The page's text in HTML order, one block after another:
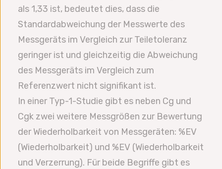
als 1,33 ist, bedeutet dies, dass die
Standardabweichung der Messwerte des
Messgeräts im Vergleich zur Teiletoleranz
geringer ist und gleichzeitig die Abweichung
des Messgeräts im Vergleich zum
Referenzwert nicht signifikant ist.
In einer Typ-1-Studie gibt es neben Cg und
Cgk zwei weitere Messgrößen zur Bewertung
der Wiederholbarkeit von Messgeräten: %EV
(Wiederholbarkeit) und %EV (Wiederholbarkeit
und Verzerrung). Für beide Begriffe gibt es